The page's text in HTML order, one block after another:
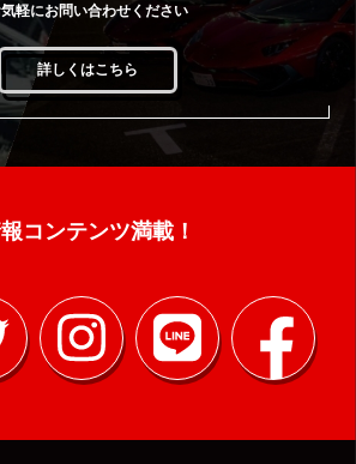
軽にお問い合わせください
詳しくはこちら
コンテンツ満載！